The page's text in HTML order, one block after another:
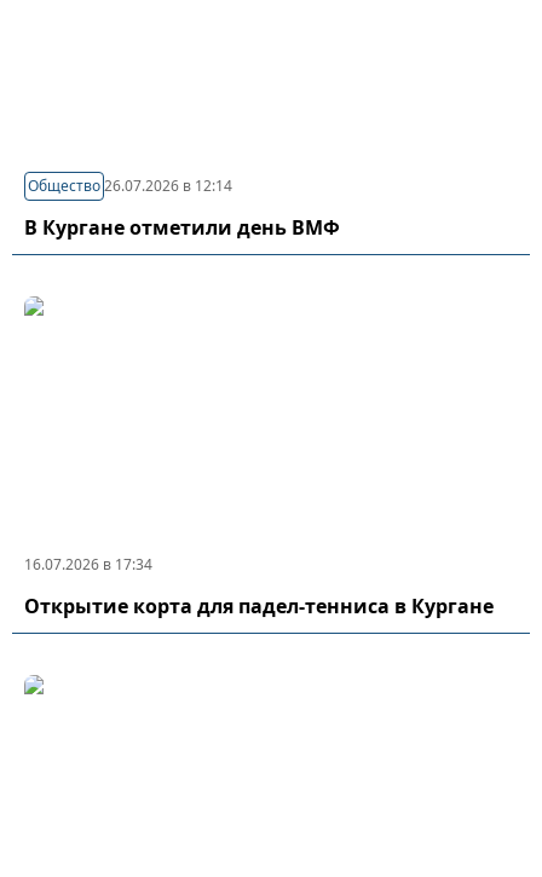
Общество26.07.2026 в 12:14
В Кургане отметили день ВМФ
16.07.2026 в 17:34
Открытие корта для падел-тенниса в Кургане